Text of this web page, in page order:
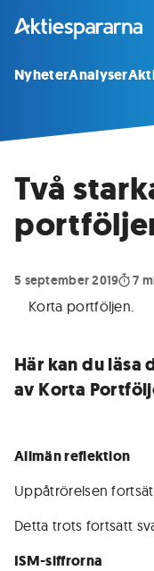
NyheterAnalyser
Två
5 september 2019 7
Korta portföljen.
Här kan du läsa
av Korta
Allmän reflektion
Uppåtrörelsen
Detta trots fortsatt
ISM-siffrorna